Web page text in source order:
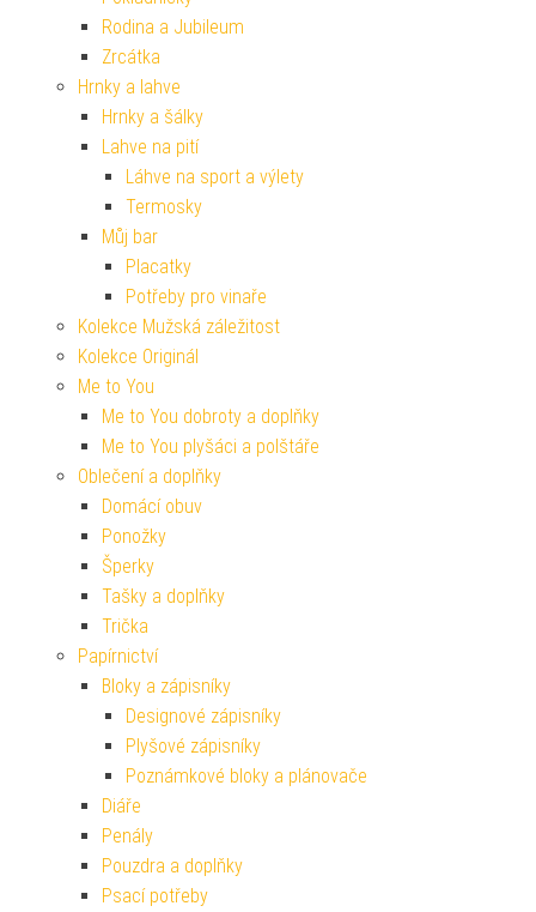
Rodina a Jubileum
Zrcátka
Hrnky a lahve
Hrnky a šálky
Lahve na pití
Láhve na sport a výlety
Termosky
Můj bar
Placatky
Potřeby pro vinaře
Kolekce Mužská záležitost
Kolekce Originál
Me to You
Me to You dobroty a doplňky
Me to You plyšáci a polštáře
Oblečení a doplňky
Domácí obuv
Ponožky
Šperky
Tašky a doplňky
Trička
Papírnictví
Bloky a zápisníky
Designové zápisníky
Plyšové zápisníky
Poznámkové bloky a plánovače
Diáře
Penály
Pouzdra a doplňky
Psací potřeby